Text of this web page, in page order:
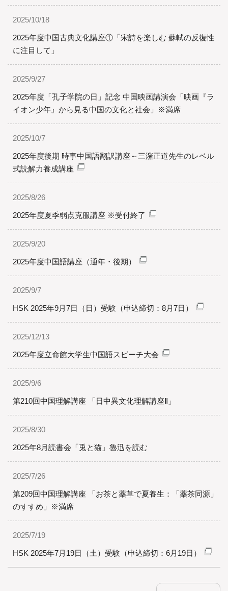
2025/10/18
2025年度中国古典文化講座①「宋詩を楽しむ 蘇軾の反復性
に注目して」
2025/9/27
2025年度「孔子学院の日」記念 中国映画講演会「映画『ラ
イオン少年』から見る中国の文化と社会」※満席
2025/10/7
2025年度後期 時事中国語翻訳講座～三潴正道先生のレベル
式読解力養成講座
2025/8/26
2025年度夏季弱点克服講座 ※受付終了
2025/9/20
2025年度中国語講座（通年・後期）
2025/9/7
HSK 2025年9月7日（日）受験（申込締切：8月7日）
2025/12/13
2025年度立命館大学生中国語スピーチ大会
2025/9/6
第210回中国理解講座 「日中異文化理解講座Ⅱ」
2025/8/30
2025年8月読書会「兎と猫」魯迅を読む
2025/7/26
第209回中国理解講座 「お茶と薬草で夏養生：「薬茶同源」
のすすめ」※満席
2025/7/19
HSK 2025年7月19日（土）受験（申込締切：6月19日）